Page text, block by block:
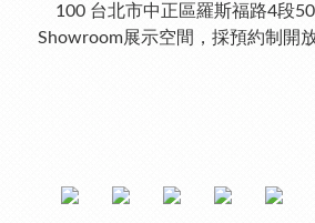
100 台北市中正區羅斯福路4段
Showroom展示空間，採預約制開